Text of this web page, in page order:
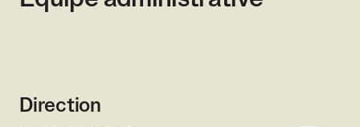
Direction